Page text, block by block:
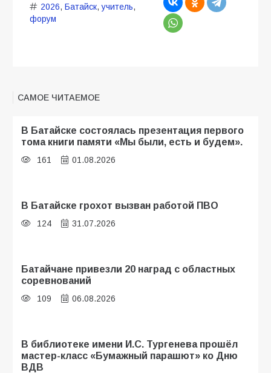
2026, Батайск,учитель,
форум
САМОЕ ЧИТАЕМОЕ
В Батайске состоялась презентация первого
тома книги памяти «Мы были, есть и будем».
161 01.08.2026
В Батайске грохот вызван работой ПВО
124 31.07.2026
Батайчане привезли 20 наград с областных
соревнований
109 06.08.2026
В библиотеке имени И.С. Тургенева прошёл
мастер-класс «Бумажный парашют» ко Дню
ВДВ